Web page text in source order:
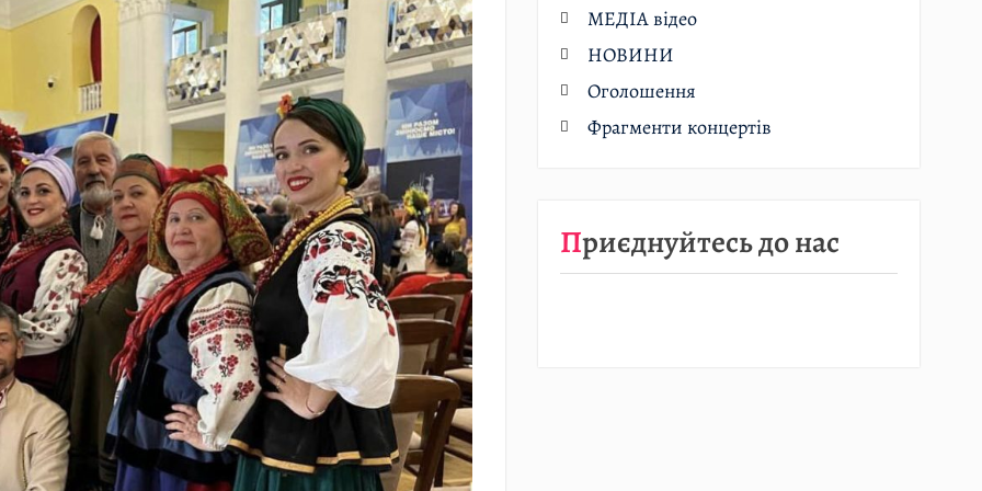
МЕДІА відео
НОВИНИ
Оголошення
Фрагменти концертів
Приєднуйтесь до нас